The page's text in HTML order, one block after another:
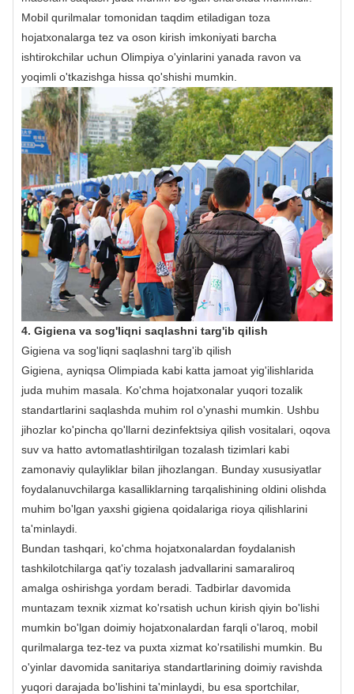
Mobil qurilmalar tomonidan taqdim etiladigan toza
hojatxonalarga tez va oson kirish imkoniyati barcha
ishtirokchilar uchun Olimpiya o'yinlarini yanada ravon va
yoqimli o'tkazishga hissa qo'shishi mumkin.
4. Gigiena va sog'liqni saqlashni targ'ib qilish
Gigiena va sog'liqni saqlashni targ'ib qilish
Gigiena, ayniqsa Olimpiada kabi katta jamoat yig'ilishlarida
juda muhim masala. Ko'chma hojatxonalar yuqori tozalik
standartlarini saqlashda muhim rol o'ynashi mumkin. Ushbu
jihozlar ko'pincha qo'llarni dezinfektsiya qilish vositalari, oqova
suv va hatto avtomatlashtirilgan tozalash tizimlari kabi
zamonaviy qulayliklar bilan jihozlangan. Bunday xususiyatlar
foydalanuvchilarga kasalliklarning tarqalishining oldini olishda
muhim bo'lgan yaxshi gigiena qoidalariga rioya qilishlarini
ta'minlaydi.
Bundan tashqari, ko'chma hojatxonalardan foydalanish
tashkilotchilarga qat'iy tozalash jadvallarini samaraliroq
amalga oshirishga yordam beradi. Tadbirlar davomida
muntazam texnik xizmat ko'rsatish uchun kirish qiyin bo'lishi
mumkin bo'lgan doimiy hojatxonalardan farqli o'laroq, mobil
qurilmalarga tez-tez va puxta xizmat ko'rsatilishi mumkin. Bu
o'yinlar davomida sanitariya standartlarining doimiy ravishda
yuqori darajada bo'lishini ta'minlaydi, bu esa sportchilar,